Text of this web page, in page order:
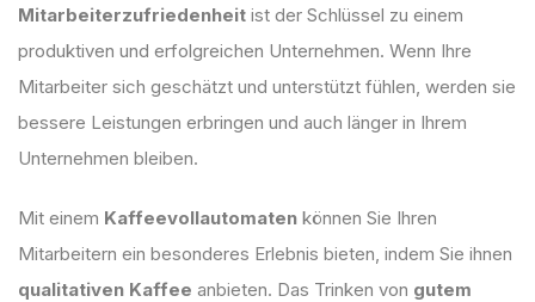
Mitarbeiterzufriedenheit ist der Schlüssel zu einem
produktiven und erfolgreichen Unternehmen. Wenn Ihre
Mitarbeiter sich geschätzt und unterstützt fühlen, werden sie
bessere Leistungen erbringen und auch länger in Ihrem
Unternehmen bleiben.
Mit einem Kaffeevollautomaten können Sie Ihren
Mitarbeitern ein besonderes Erlebnis bieten, indem Sie ihnen
qualitativen Kaffee anbieten. Das Trinken von gutem